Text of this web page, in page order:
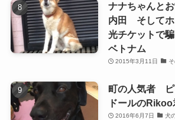
ナナちゃんと
内田 そしてホ
光チケットで
ベトナム
2015年3月11日
町の人気者 ピ
ドールのRikoo
2016年6月7日 犬